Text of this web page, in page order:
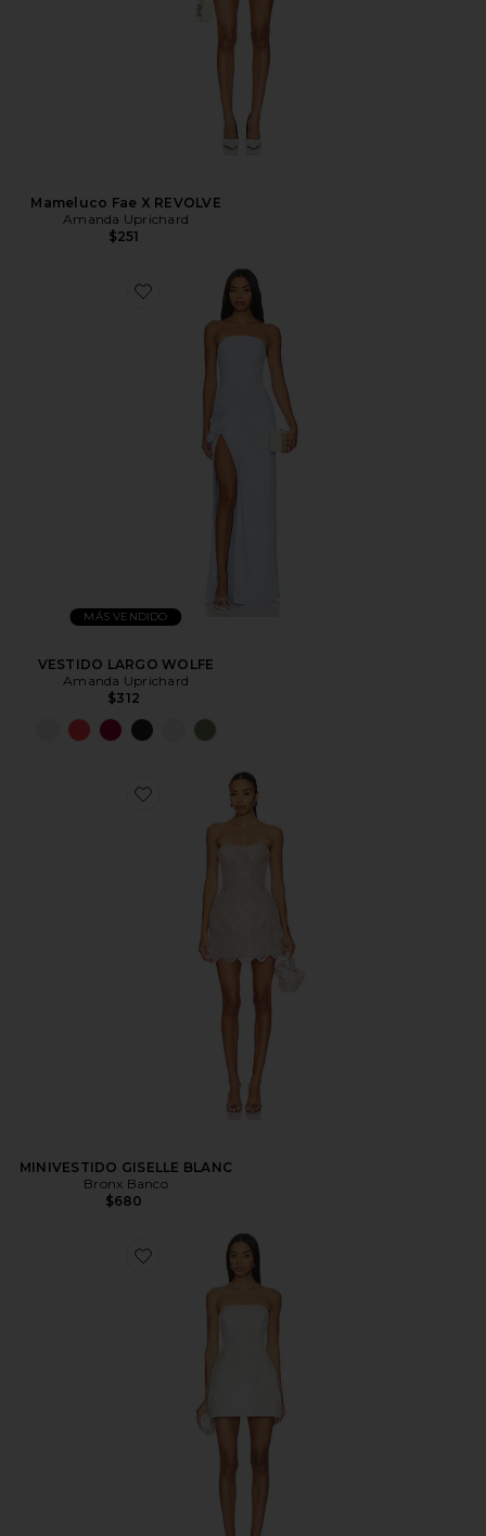
Mameluco Fae X REVOLVE
Amanda Uprichard
$251
MÁS VENDIDO
VESTIDO LARGO WOLFE
Amanda Uprichard
$312
MINIVESTIDO GISELLE BLANC
Bronx Banco
$680